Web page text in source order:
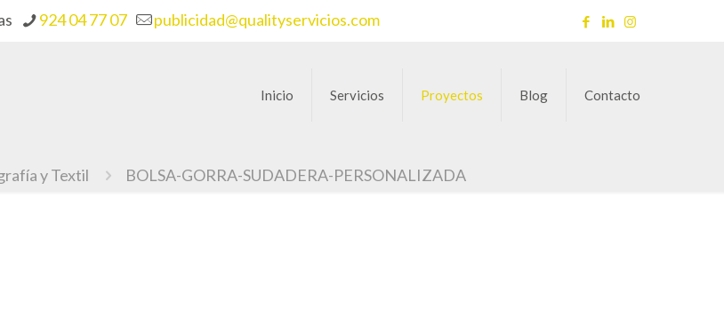
924 04 77 07 publicidad@qualityservicios.com
Inicio Servicios Proyectos Blog Contacto
y Textil BOLSA-GORRA-SUDADERA-PERSONALIZADA